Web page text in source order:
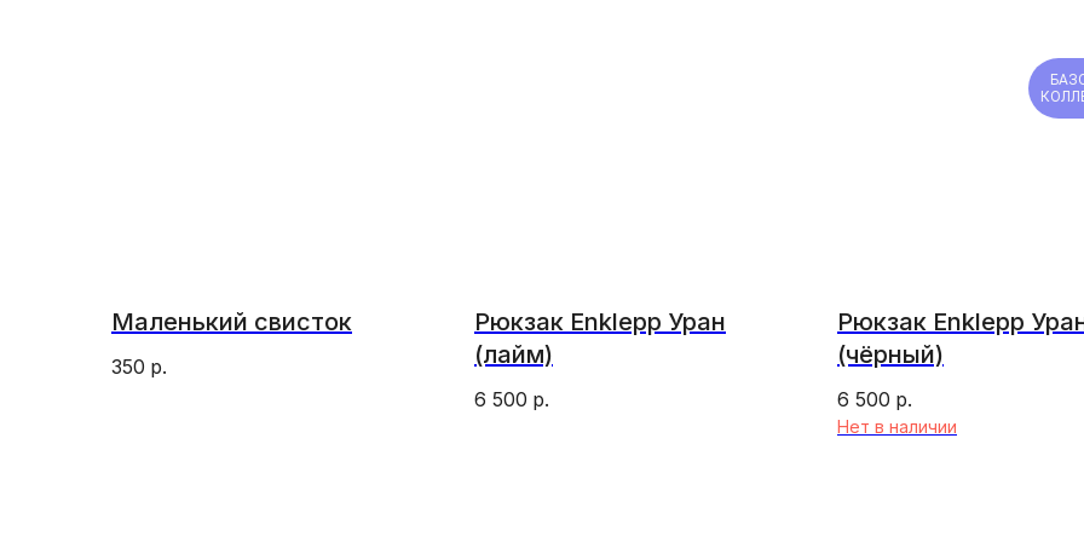
Маленький свисток
350 р.
Рюкзак Enklepp Уран
(лайм)
6 500 р.
Рюкзак Enklepp
(чёрный)
6 500 р.
Нет в наличии